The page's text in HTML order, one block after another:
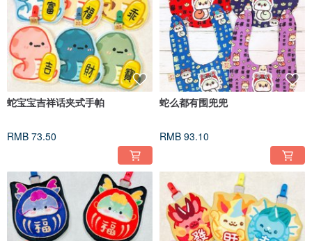
蛇宝宝吉祥话夹式手帕
RMB 73.50
蛇么都有围兜兜
RMB 93.10